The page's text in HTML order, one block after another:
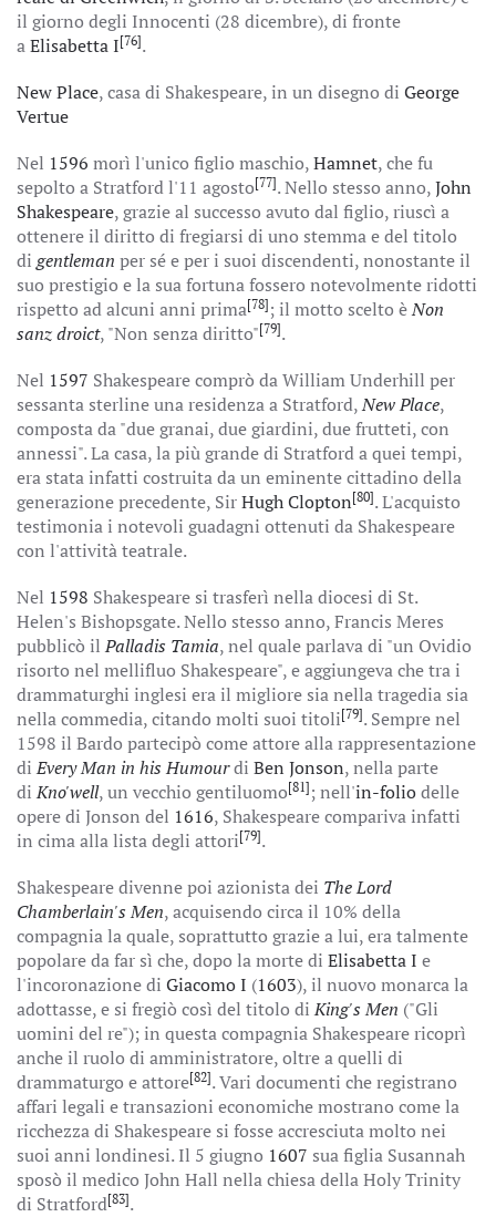
il giorno degli Innocenti (28 dicembre), di fronte
aElisabetta I[76].
New Place, casa di Shakespeare, in un disegno di George
Vertue
Nel 1596 morì l'unico figlio maschio,Hamnet, che fu
sepolto a Stratford l'11 agosto[77]. Nello stesso anno,John
Shakespeare, grazie al successo avuto dal figlio, riuscì a
ottenere il diritto di fregiarsi di uno stemma e del titolo
di gentleman per sé e per i suoi discendenti, nonostante il
suo prestigio e la sua fortuna fossero notevolmente ridotti
rispetto ad alcuni anni prima[78] ; il motto scelto èNon
sanz droict, "Non senza diritto"[79].
Nel 1597 Shakespeare comprò da William Underhill per
sessanta sterline una residenza a Stratford,New Place,
composta da "due granai, due giardini, due frutteti, con
annessi". La casa, la più grande di Stratford a quei tempi,
era stata infatti costruita da un eminente cittadino della
generazione precedente, SirHugh Clopton[80]. L'acquisto
testimonia i notevoli guadagni ottenuti da Shakespeare
con l'attività teatrale.
Nel 1598 Shakespeare si trasferì nella diocesi di St.
Helen's Bishopsgate. Nello stesso anno, Francis Meres
pubblicò ilPalladis Tamia, nel quale parlava di "un Ovidio
risorto nel mellifluo Shakespeare", e aggiungeva che tra i
drammaturghi inglesi era il migliore sia nella tragedia sia
nella commedia, citando molti suoi titoli[79]. Sempre nel
1598 il Bardo partecipò come attore alla rappresentazione
diEvery Man in his Humourdi Ben Jonson, nella parte
diKno'well, un vecchio gentiluomo[81] ; nell'in-foliodelle
opere di Jonson del 1616, Shakespeare compariva infatti
in cima alla lista degli attori[79].
Shakespeare divenne poi azionista dei The Lord
Chamberlain's Men, acquisendo circa il 10% della
compagnia la quale, soprattutto grazie a lui, era talmente
popolare da far sì che, dopo la morte di Elisabetta I e
l'incoronazione di Giacomo I (1603), il nuovo monarca la
adottasse, e si fregiò così del titolo diKing's Men ("Gli
uomini del re"); in questa compagnia Shakespeare ricoprì
anche il ruolo di amministratore, oltre a quelli di
drammaturgo e attore[82]. Vari documenti che registrano
affari legali e transazioni economiche mostrano come la
ricchezza di Shakespeare si fosse accresciuta molto nei
suoi anni londinesi. Il 5 giugno 1607 sua figlia Susannah
sposò il medico John Hall nella chiesa della Holy Trinity
di Stratford[83].